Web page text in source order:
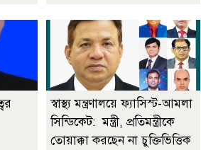
স্বাস্থ্য মন্ত্রণালয়ে ফ্যাসিস্ট-আমলা
সিন্ডিকেট: মন্ত্রী, প্রতিমন্ত্রীকে
তোয়াক্কা করছেন না চুক্তিভিত্তিক